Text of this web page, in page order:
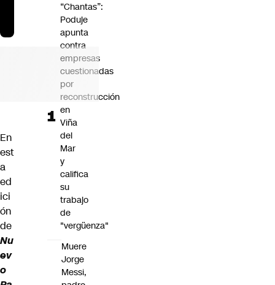
En
est
a
ed
ici
ón
de
Nu
ev
o
“Chantas”:
Poduje
apunta
contra
empresas
cuestionadas
por
reconstrucción
en
Viña
del
Mar
y
califica
su
trabajo
de
"vergüenza"
Muere
Jorge
Messi,